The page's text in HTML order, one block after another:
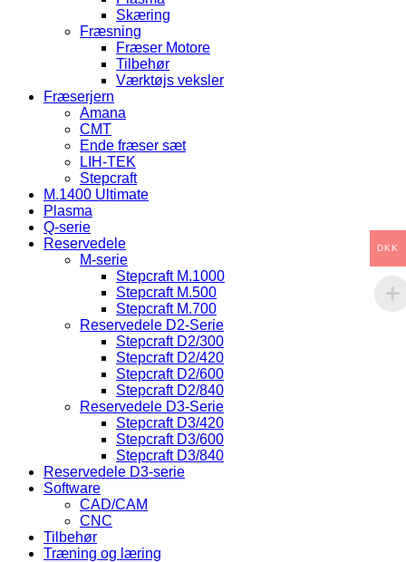
Skæring
Fræsning
Fræser Motore
Tilbehør
Værktøjs veksler
Fræserjern
Amana
CMT
Ende fræser sæt
LIH-TEK
Stepcraft
M.1400 Ultimate
Plasma
Q-serie
Reservedele
M-serie
Stepcraft M.1000
Stepcraft M.500
Stepcraft M.700
Reservedele D2-Serie
Stepcraft D2/300
Stepcraft D2/420
Stepcraft D2/600
Stepcraft D2/840
Reservedele D3-Serie
Stepcraft D3/420
Stepcraft D3/600
Stepcraft D3/840
Reservedele D3-serie
Software
CAD/CAM
CNC
Tilbehør
Træning og læring
DKK